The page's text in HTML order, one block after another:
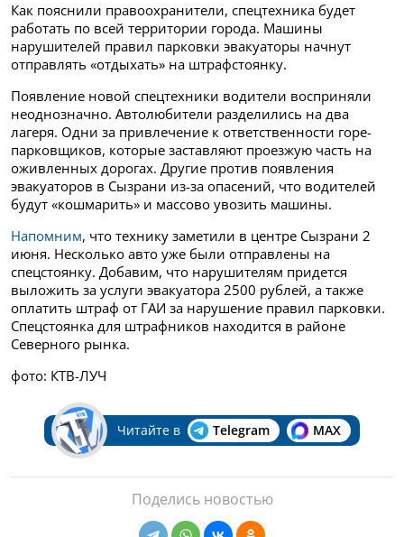
Как пояснили правоохранители, спецтехника будет
работать по всей территории города. Машины
нарушителей правил парковки эвакуаторы начнут
отправлять «отдыхать» на штрафстоянку.
Появление новой спецтехники водители восприняли
неоднозначно. Автолюбители разделились на два
лагеря. Одни за привлечение к ответственности горе-
парковщиков, которые заставляют проезжую часть на
оживленных дорогах. Другие против появления
эвакуаторов в Сызрани из-за опасений, что водителей
будут «кошмарить» и массово увозить машины.
Напомним, что технику заметили в центре Сызрани 2
июня. Несколько авто уже были отправлены на
спецстоянку. Добавим, что нарушителям придется
выложить за услуги эвакуатора 2500 рублей, а также
оплатить штраф от ГАИ за нарушение правил парковки.
Спецстоянка для штрафников находится в районе
Северного рынка.
фото: КТВ-ЛУЧ
Читайте в Telegram MAX
Поделись новостью